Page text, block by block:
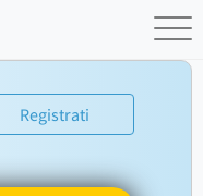
Registrati